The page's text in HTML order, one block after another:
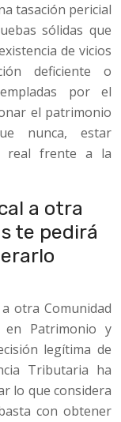
tasación pericial
sólidas que
de vicios
deficiente o
por el
el patrimonio
nunca, estar
real frente a la
a otra
te pedirá
otra Comunidad
en Patrimonio y
legítima de
Tributaria ha
lo que considera
con obtener